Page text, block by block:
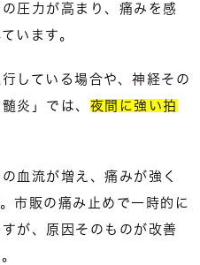
圧力が高まり、痛みを感
います。
している場合や、神経その
炎」では、 夜間に強い拍
血流が増え、痛みが強く
市販の痛み止めで一時的に
が、原因そのものが改善